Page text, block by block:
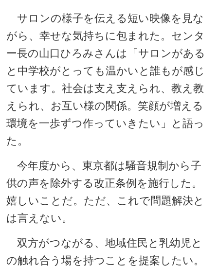
サロンの様子を伝える短い映像を見な
がら、幸せな気持ちに包まれた。センタ
ー長の山口ひろみさんは「サロンがある
と中学校がとっても温かいと誰もが感じ
ています。社会は支え支えられ、教え教
えられ、お互い様の関係。笑顔が増える
環境を一歩ずつ作っていきたい」と語っ
た。
今年度から、東京都は騒音規制から子
供の声を除外する改正条例を施行した。
嬉しいことだ。ただ、これで問題解決と
は言えない。
双方がつながる、地域住民と乳幼児と
の触れ合う場を持つことを提案したい。